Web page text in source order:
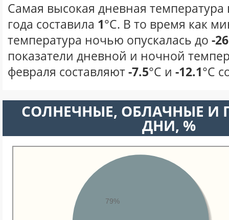
Самая высокая дневная температура
года составила 1°С. В то время как
температура ночью опускалась до -26
показатели дневной и ночной
февраля составляют-7.5°С и -12.1°С
CОЛНЕЧНЫЕ, ОБЛАЧНЫЕ И
ДНИ, %
79%